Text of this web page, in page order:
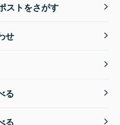
ストをさがす
せ
る
る